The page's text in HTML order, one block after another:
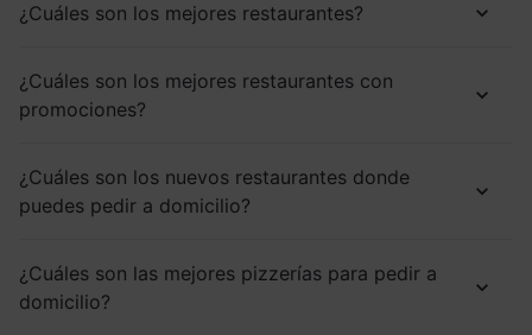
¿Cuáles son los mejores restaurantes?
¿Cuáles son los mejores restaurantes con
promociones?
¿Cuáles son los nuevos restaurantes donde
puedes pedir a domicilio?
¿Cuáles son las mejores pizzerías para pedir a
domicilio?